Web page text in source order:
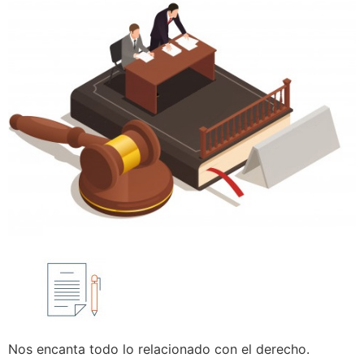
Nos encanta todo lo relacionado con el derecho.